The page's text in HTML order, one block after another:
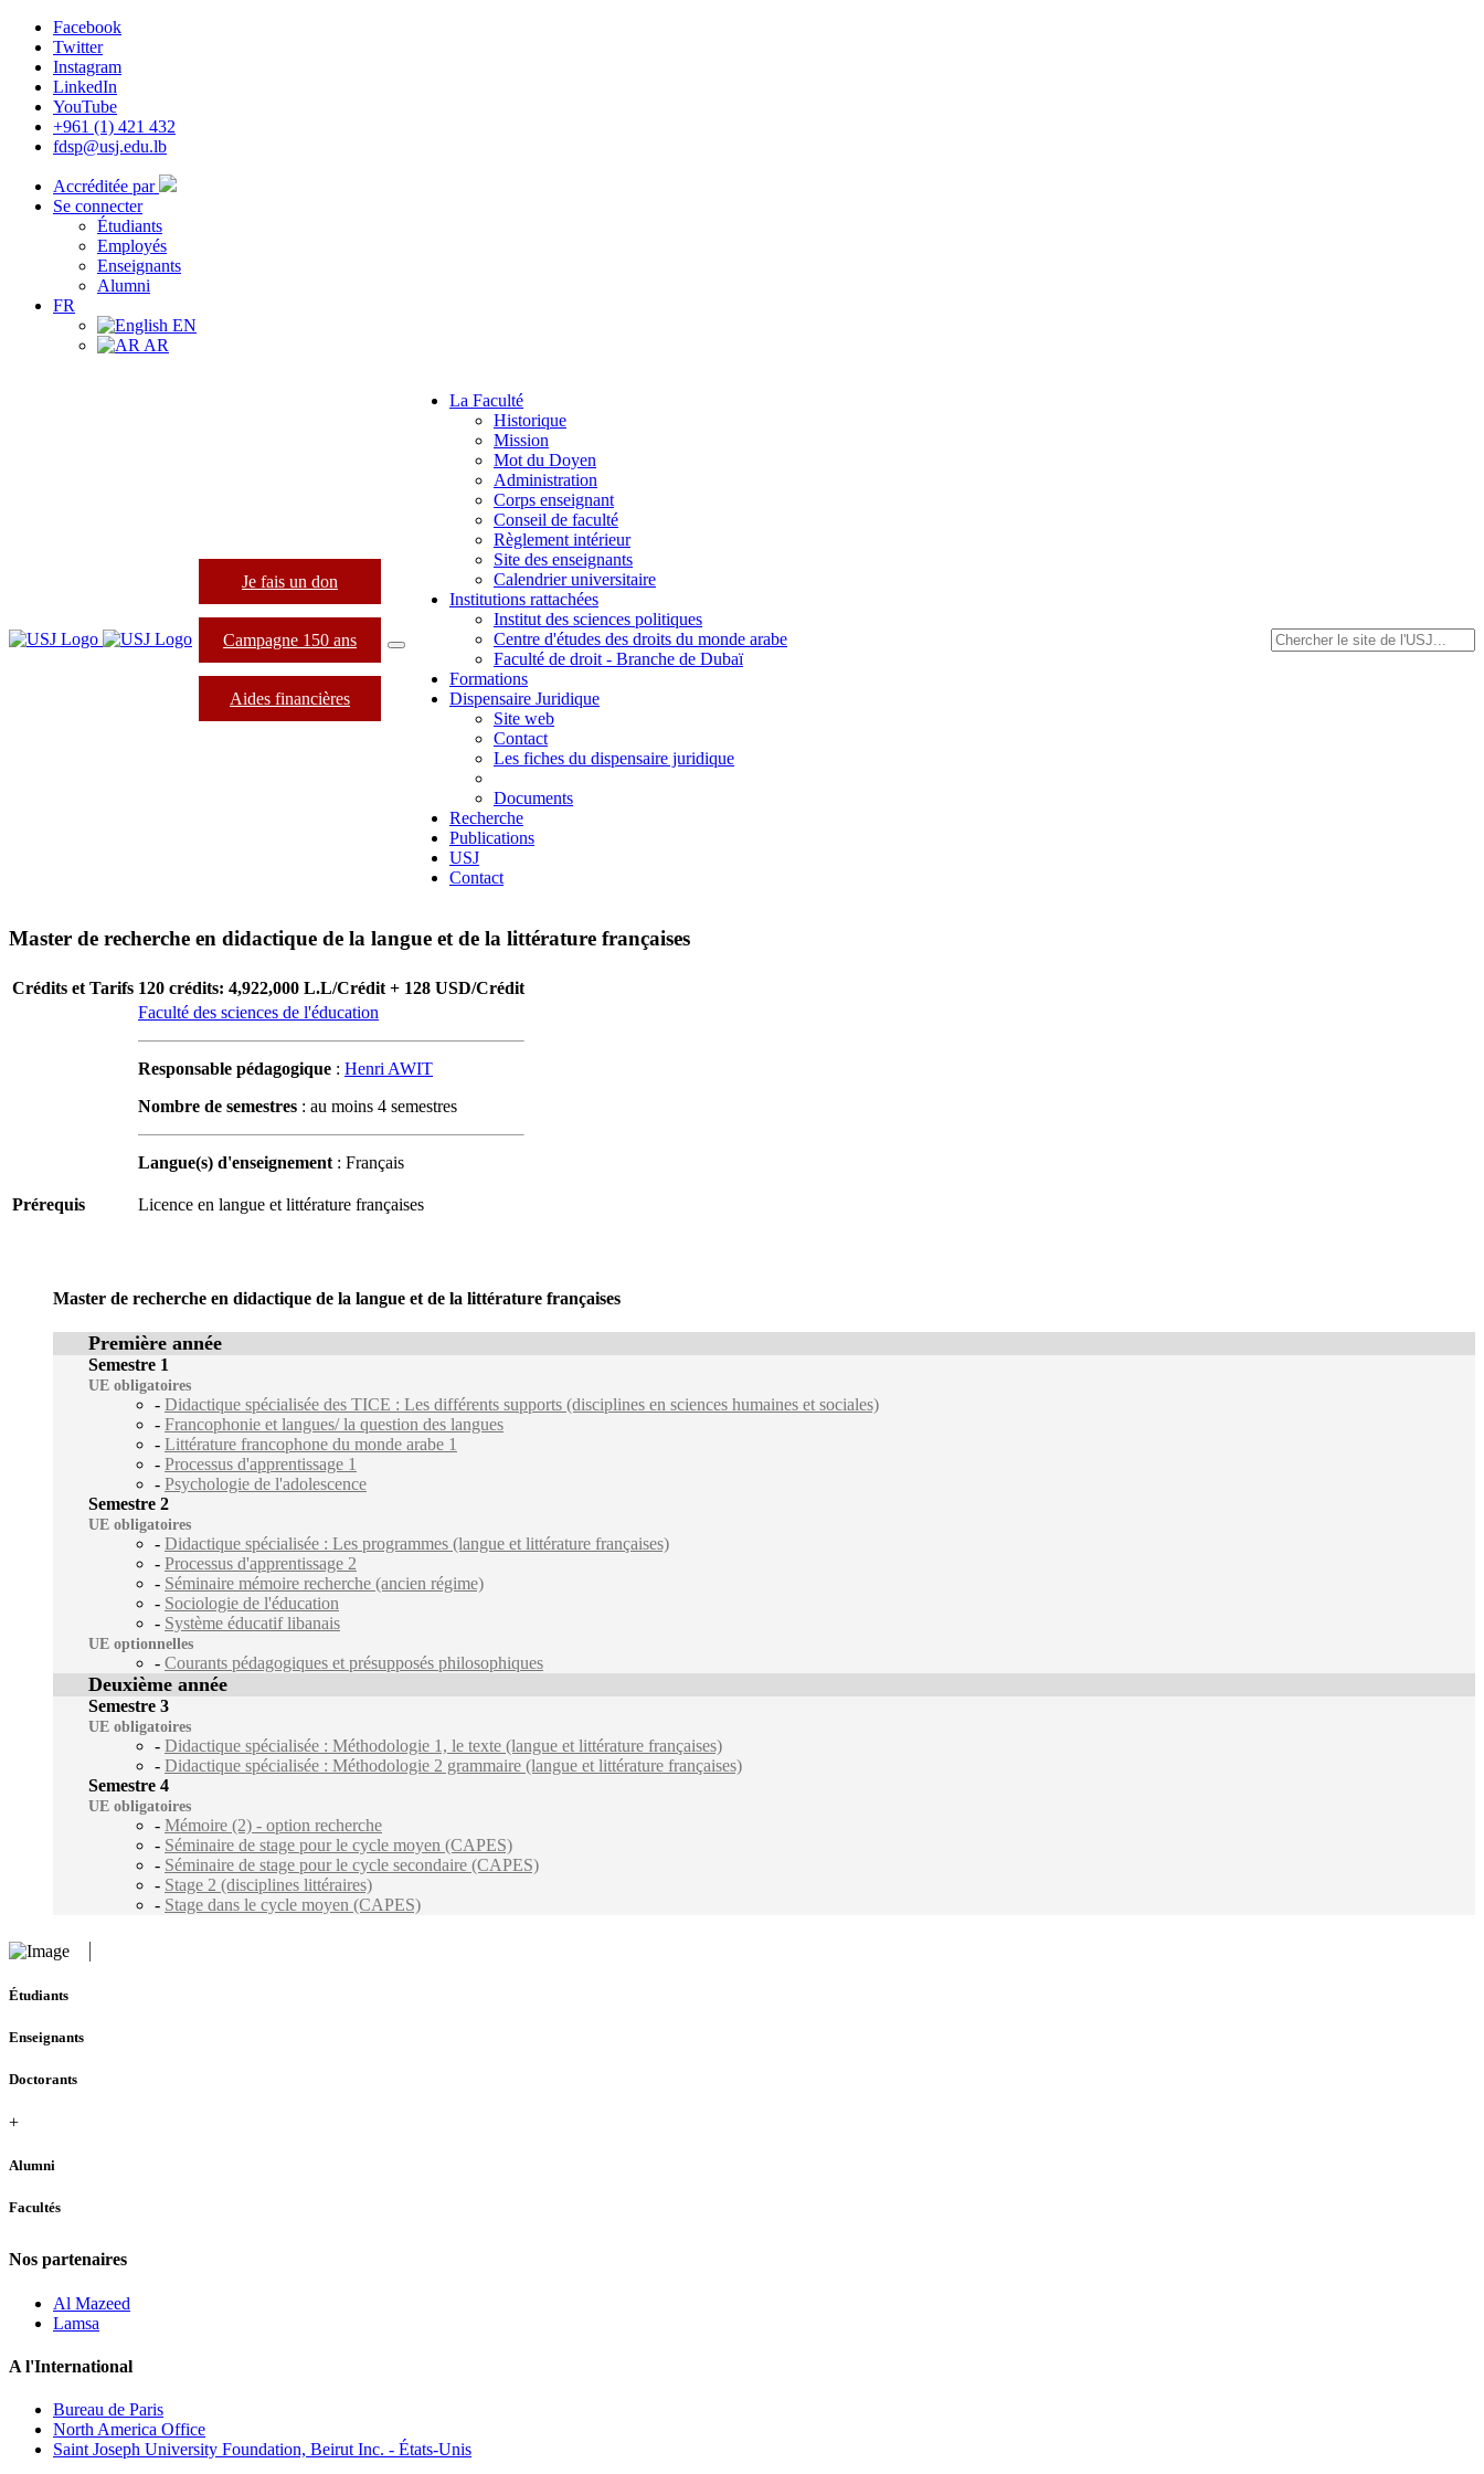
Facebook
Twitter
Instagram
LinkedIn
YouTube
+961 (1) 421 432
fdsp@usj.edu.lb
Accréditée par
Se connecter
Étudiants
Employés
Enseignants
Alumni
FR
EN
AR
Je fais un don
Campagne 150 ans
Aides financières
La Faculté
Historique
Mission
Mot du Doyen
Administration
Corps enseignant
Conseil de faculté
Règlement intérieur
Site des enseignants
Calendrier universitaire
Institutions rattachées
Institut des sciences politiques
Centre d'études des droits du monde arabe
Faculté de droit - Branche de Dubaï
Formations
Dispensaire Juridique
Site web
Contact
Les fiches du dispensaire juridique
Documents
Recherche
Publications
USJ
Contact
Master de recherche en didactique de la langue et de la littérature françaises
Crédits et Tarifs 120 crédits: 4,922,000 L.L/Crédit + 128 USD/Crédit
Faculté des sciences de l'éducation
Responsable pédagogique : Henri AWIT
Nombre de semestres : au moins 4 semestres
Langue(s) d'enseignement: Français
Prérequis Licence en langue et littérature françaises
Master de recherche en didactique de la langue et de la littérature françaises
Première année
Semestre 1
UE obligatoires
- Didactique spécialisée des TICE : Les différents supports (disciplines en sciences humaines et sociales)
- Francophonie et langues/ la question des langues
- Littérature francophone du monde arabe 1
- Processus d'apprentissage 1
- Psychologie de l'adolescence
Semestre 2
UE obligatoires
- Didactique spécialisée : Les programmes (langue et littérature françaises)
- Processus d'apprentissage 2
- Séminaire mémoire recherche (ancien régime)
- Sociologie de l'éducation
- Système éducatif libanais
UE optionnelles
- Courants pédagogiques et présupposés philosophiques
Deuxième année
Semestre 3
UE obligatoires
- Didactique spécialisée : Méthodologie 1, le texte (langue et littérature françaises)
- Didactique spécialisée : Méthodologie 2 grammaire (langue et littérature françaises)
Semestre 4
UE obligatoires
- Mémoire (2) - option recherche
- Séminaire de stage pour le cycle moyen (CAPES)
- Séminaire de stage pour le cycle secondaire (CAPES)
- Stage 2 (disciplines littéraires)
- Stage dans le cycle moyen (CAPES)
Étudiants
Enseignants
Doctorants
+
Alumni
Facultés
Nos partenaires
Al Mazeed
Lamsa
A l'International
Bureau de Paris
North America Office
Saint Joseph University Foundation, Beirut Inc. - États-Unis